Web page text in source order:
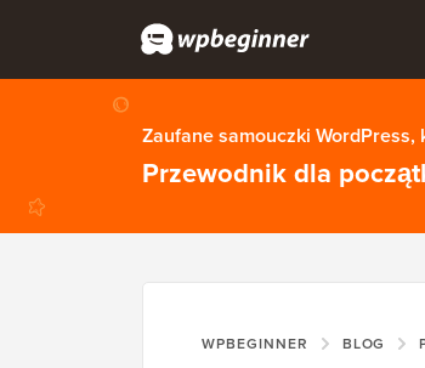
Zaufane samouczki
Przewodnik dla
WPBEGINNER BLOG